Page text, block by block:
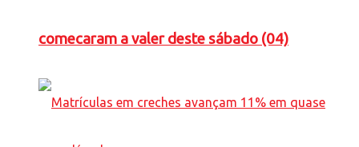
comecaram a valer deste sábado (04)